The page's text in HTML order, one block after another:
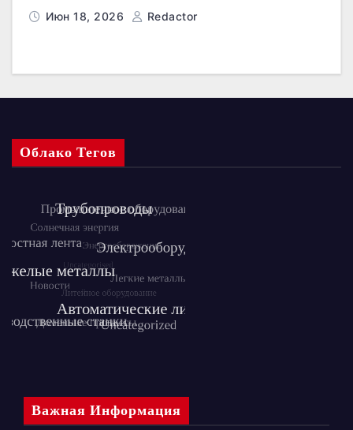
Июн 18, 2026 Redactor
Облако Тегов
Важная Информация